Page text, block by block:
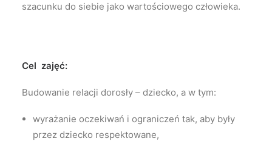
szacunku do siebie jako wartościowego człowieka.
Cel zajęć:
Budowanie relacji dorosły – dziecko, a w tym:
wyrażanie oczekiwań i ograniczeń tak, aby były
przez dziecko respektowane,